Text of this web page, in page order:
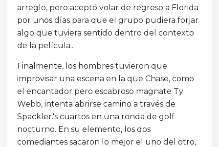
arreglo, pero aceptó volar de regreso a Florida
por unos días para que el grupo pudiera forjar
algo que tuviera sentido dentro del contexto
de la película..
Finalmente, los hombres tuvieron que
improvisar una escena en la que Chase, como
el encantador pero escabroso magnate Ty
Webb, intenta abrirse camino a través de
Spackler.'s cuartos en una ronda de golf
nocturno. En su elemento, los dos
comediantes sacaron lo mejor el uno del otro,